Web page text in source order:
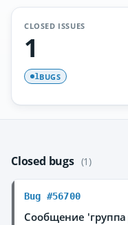
CLOSED ISSUES
1
1BUGS
Closed bugs (1)
Bug #56700
Сообщение 'группа